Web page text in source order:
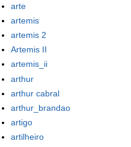
arte
artemis
artemis 2
Artemis II
artemis_ii
arthur
arthur cabral
arthur_brandao
artigo
artilheiro